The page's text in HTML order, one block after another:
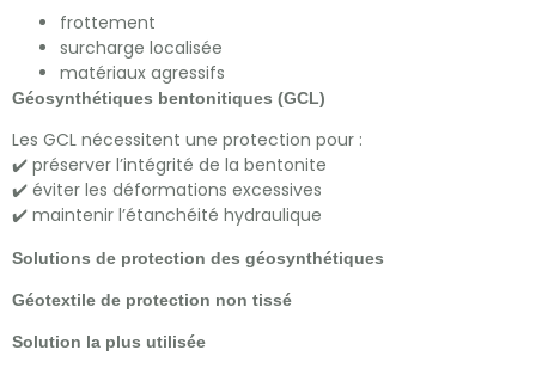
frottement
surcharge localisée
matériaux agressifs
Géosynthétiques bentonitiques (GCL)
Les GCL nécessitent une protection pour :
✔️ préserver l’intégrité de la bentonite
✔️ éviter les déformations excessives
✔️ maintenir l’étanchéité hydraulique
Solutions de protection des géosynthétiques
Géotextile de protection non tissé
Solution la plus utilisée